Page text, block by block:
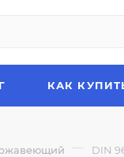
КАК
— DIN